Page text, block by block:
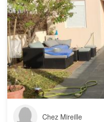
Chez Mireille